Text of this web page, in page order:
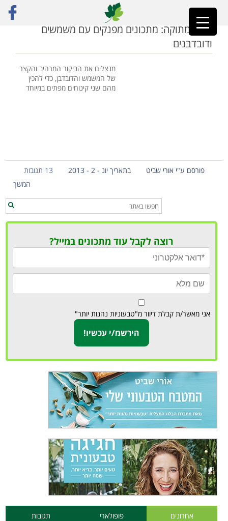
ראשי»קצפת קוקוס
עונה מתוקה: מתכונים מפנקים עם משמשים
ודובדבנים
מנצלים את הביקור המרהיב והקצר
של המשמש והדובדבן, כדי להכין
מהם שני קינוחים מפתים במיוחד
פורסם ע"י אורי שביט בתאריך יונ - 2 - 2013
13 תגובות
המשך
רוצה לקבל עוד מתכונים במייל?
אני מאשר/ת קבלת דיוור מ"טבעוניות נהנות יותר"
אחרונים פופולארי תגובות